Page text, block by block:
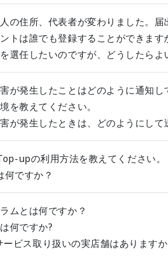
の住所、代表者が変わりました。届
トは誰でも登録することができます
選任したいのですが、どうしたらよ
が発生したことはどのように通知し
を教えてください。
が発生したときは、どのようにし
upの利用方法を教えてください。
ですか？
ムとは何ですか？
何ですか?
ビス取り扱いの実店舗はありますか